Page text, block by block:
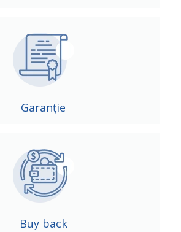
Garanție
Buy back